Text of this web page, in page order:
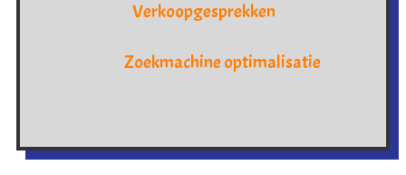
Verkoopgesprekken
Zoekmachine optimalisatie